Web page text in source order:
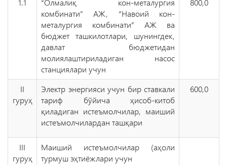
1.1
“Олмалиқ кон-металургия
комбинати” АЖ, “Навоий кон-
металургия комбинати” АЖ ва
бюджет ташкилотлари, шунингдек,
давлат бюджетидан
молиялаштириладиган насос
станциялари учун
800,0
II
гуруҳ
Электр энергияси учун бир ставкали
тариф бўйича ҳисоб-китоб
қиладиган истеъмолчилар, маиший
истеъмолчилардан ташқари
600,0
III
гуруҳ
Маиший истеъмолчилар (аҳоли
турмуш эҳтиёжлари учун